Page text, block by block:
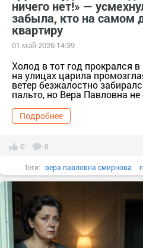
ничего нет!» —
забыла, кто на самом
квартиру
01 май 2026 14:39
Холод в тот год прокрался
на улицах царила
ветер безжалостно
пальто, но Вера Павловна
Подробнее
0 0
Теги: вера павловна смирнова